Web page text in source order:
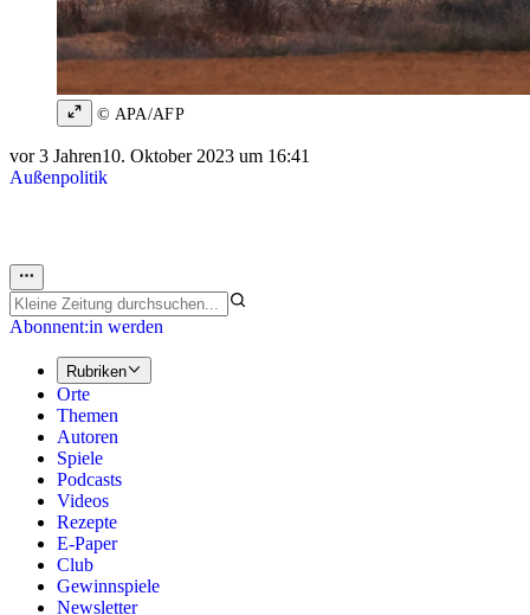
© APA/AFP
vor 3 Jahren10. Oktober 2023 um 16:41
Außenpolitik
Abonnent:in werden
Rubriken
Orte
Themen
Autoren
Spiele
Podcasts
Videos
Rezepte
E-Paper
Club
Gewinnspiele
Newsletter